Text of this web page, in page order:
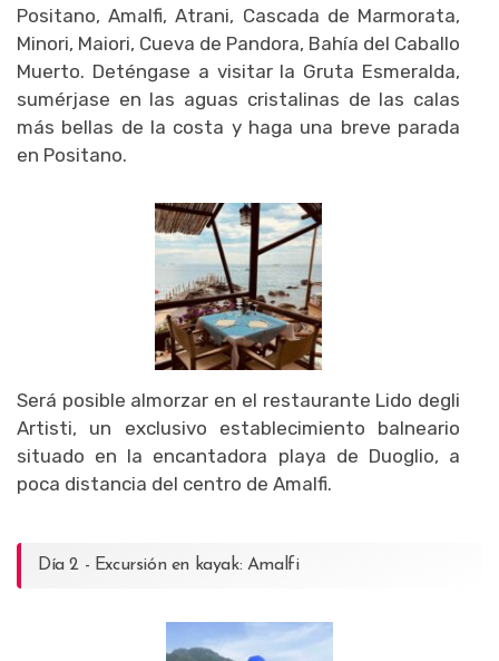
Positano, Amalfi, Atrani, Cascada de Marmorata,
Minori, Maiori, Cueva de Pandora, Bahía del Caballo
Muerto. Deténgase a visitar la Gruta Esmeralda,
sumérjase en las aguas cristalinas de las calas
más bellas de la costa y haga una breve parada
en Positano.
Será posible almorzar en el restaurante Lido degli
Artisti, un exclusivo establecimiento balneario
situado en la encantadora playa de Duoglio, a
poca distancia del centro de Amalfi.
Día 2 - Excursión en kayak: Amalfi